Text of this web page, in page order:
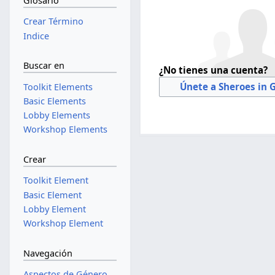
¿No tienes una cuenta?
Únete a Sheroes in
Crear Término
Indice
Buscar en
Toolkit Elements
Basic Elements
Lobby Elements
Workshop Elements
Crear
Toolkit Element
Basic Element
Lobby Element
Workshop Element
Navegación